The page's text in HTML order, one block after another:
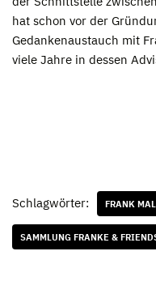
hat schon vor der
Gedankenaustauch mit
viele Jahre in dessen
Schlagwörter: FRANK
SAMMLUNG FRANKE &